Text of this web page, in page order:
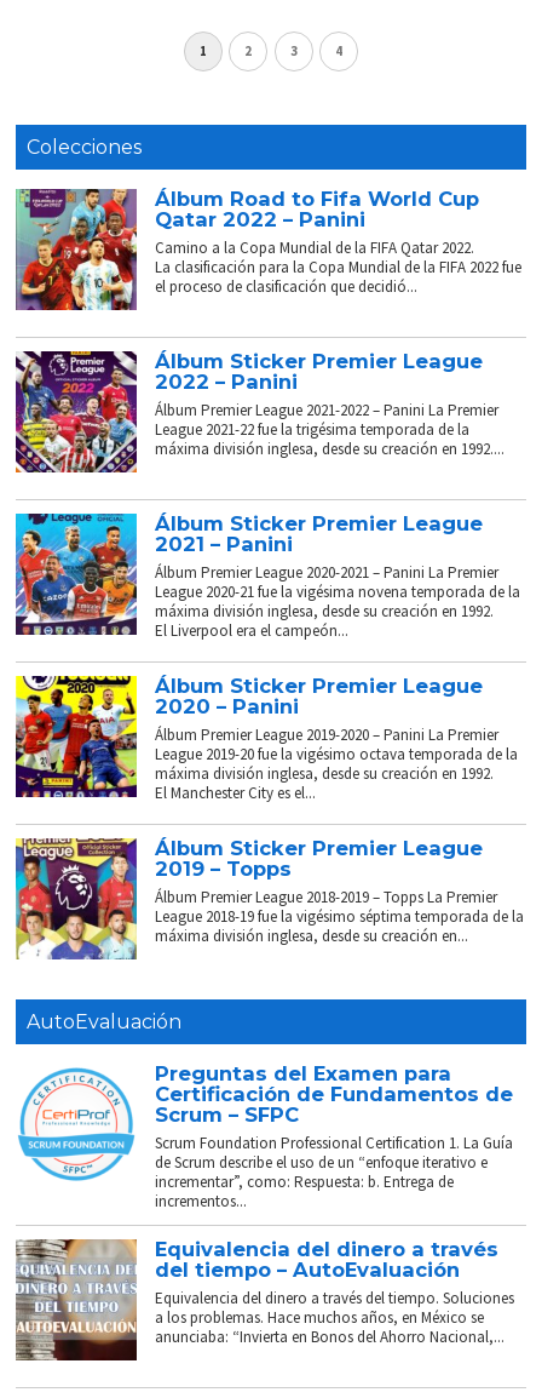
1 2 3 4
Colecciones
Álbum Road to Fifa World Cup
Qatar 2022 – Panini
Camino a la Copa Mundial de la FIFA Qatar 2022.
La clasificación para la Copa Mundial de la FIFA 2022 fue
el proceso de clasificación que decidió...
Álbum Sticker Premier League
2022 – Panini
Álbum Premier League 2021-2022 – Panini La Premier
League 2021-22 fue la trigésima temporada de la
máxima división inglesa, desde su creación en 1992....
Álbum Sticker Premier League
2021 – Panini
Álbum Premier League 2020-2021 – Panini La Premier
League 2020-21 fue la vigésima novena temporada de la
máxima división inglesa, desde su creación en 1992.
El Liverpool era el campeón...
Álbum Sticker Premier League
2020 – Panini
Álbum Premier League 2019-2020 – Panini La Premier
League 2019-20 fue la vigésimo octava temporada de la
máxima división inglesa, desde su creación en 1992.
El Manchester City es el...
Álbum Sticker Premier League
2019 – Topps
Álbum Premier League 2018-2019 – Topps La Premier
League 2018-19 fue la vigésimo séptima temporada de la
máxima división inglesa, desde su creación en...
AutoEvaluación
Preguntas del Examen para
Certificación de Fundamentos de
Scrum – SFPC
Scrum Foundation Professional Certification 1. La Guía
de Scrum describe el uso de un “enfoque iterativo e
incrementar”, como: Respuesta: b. Entrega de
incrementos...
Equivalencia del dinero a través
del tiempo – AutoEvaluación
Equivalencia del dinero a través del tiempo. Soluciones
a los problemas. Hace muchos años, en México se
anunciaba: “Invierta en Bonos del Ahorro Nacional,...